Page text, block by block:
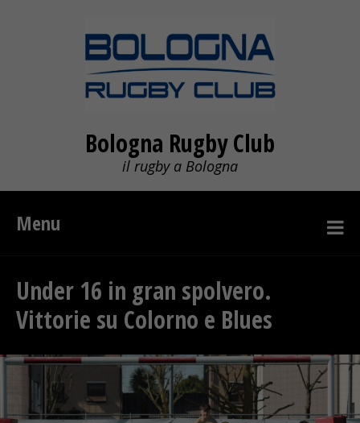
Bologna Rugby Club
il rugby a Bologna
Menu
Under 16 in gran spolvero.
Vittorie su Colorno e Blues